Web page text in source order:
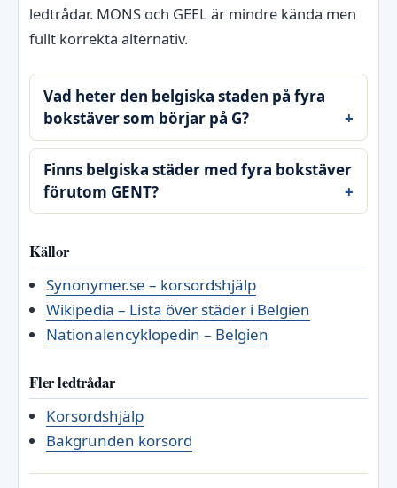
ledtrådar. MONS och GEEL är mindre kända men
fullt korrekta alternativ.
Vad heter den belgiska staden på fyra
bokstäver som börjar på G?
Finns belgiska städer med fyra bokstäver
förutom GENT?
Källor
Synonymer.se – korsordshjälp
Wikipedia – Lista över städer i Belgien
Nationalencyklopedin – Belgien
Fler ledtrådar
Korsordshjälp
Bakgrunden korsord